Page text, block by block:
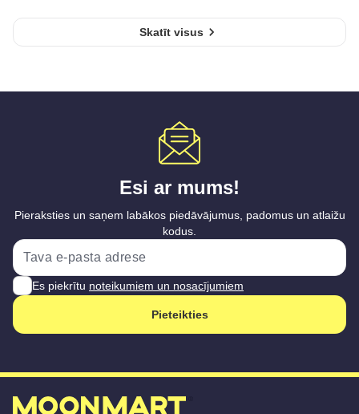
Skatīt visus
Esi ar mums!
Pieraksties un saņem labākos piedāvājumus, padomus un atlaižu
kodus.
Es piekrītu noteikumiem un nosacījumiem
Pieteikties